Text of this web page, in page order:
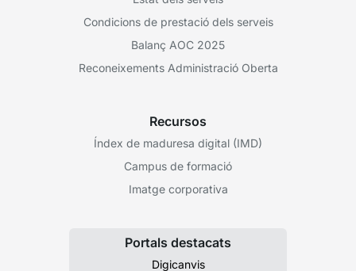
Condicions de prestació dels serveis
Balanç AOC 2025
Reconeixements Administració Oberta
Recursos
Índex de maduresa digital (IMD)
Campus de formació
Imatge corporativa
Portals destacats
Digicanvis